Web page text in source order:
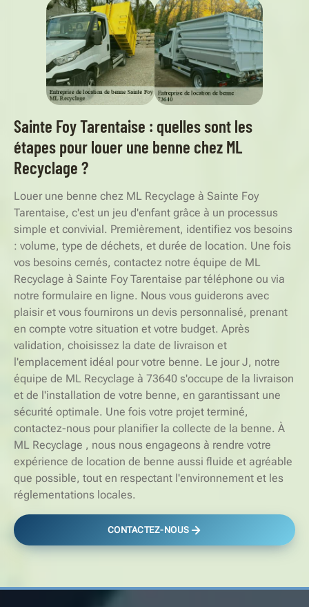
Sainte Foy Tarentaise : quelles sont les
étapes pour louer une benne chez ML
Recyclage ?
Louer une benne chez ML Recyclage à Sainte Foy
Tarentaise, c'est un jeu d'enfant grâce à un processus
simple et convivial. Premièrement, identifiez vos besoins
: volume, type de déchets, et durée de location. Une fois
vos besoins cernés, contactez notre équipe de ML
Recyclage à Sainte Foy Tarentaise par téléphone ou via
notre formulaire en ligne. Nous vous guiderons avec
plaisir et vous fournirons un devis personnalisé, prenant
en compte votre situation et votre budget. Après
validation, choisissez la date de livraison et
l'emplacement idéal pour votre benne. Le jour J, notre
équipe de ML Recyclage à 73640 s'occupe de la livraison
et de l'installation de votre benne, en garantissant une
sécurité optimale. Une fois votre projet terminé,
contactez-nous pour planifier la collecte de la benne. À
ML Recyclage , nous nous engageons à rendre votre
expérience de location de benne aussi fluide et agréable
que possible, tout en respectant l'environnement et les
réglementations locales.
CONTACTEZ-NOUS